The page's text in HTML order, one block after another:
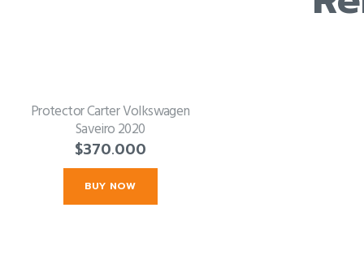
Protector Carter Volkswagen
Saveiro 2020
$370.000
BUY NOW